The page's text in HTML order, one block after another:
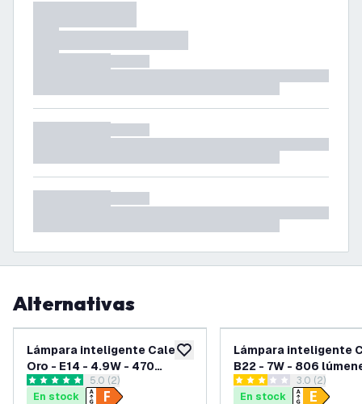
Alternativas
añadir a lista de deseos
Lámpara inteligente Calex
Oro - E14 - 4.9W - 470
lúmenes - 1800K - 3000K
abrir el panel de reseñas
5 estrellas de puntuación
5.0 (2)
En stock
Lámpara inteligente
B22 - 7W - 806
1800K - 3000K
abrir el
3 estrellas de puntuación
3.0 (2)
En stock